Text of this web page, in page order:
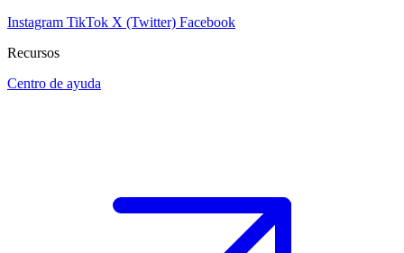
Instagram TikTok X (Twitter) Facebook
Recursos
Centro de ayuda